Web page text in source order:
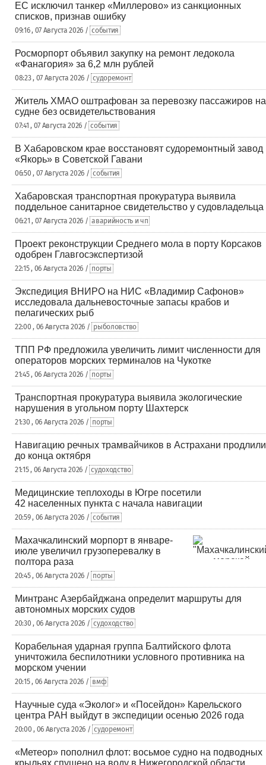
ЕС исключил танкер «Миллерово» из санкционных
списков, признав ошибку
09:16 , 07 Августа 2026 / события
Росморпорт объявил закупку на ремонт ледокола
«Фанагория» за 6,2 млн рублей
08:23 , 07 Августа 2026 / судоремонт
Житель ХМАО оштрафован за перевозку пассажиров на
судне без освидетельствования
07:41 , 07 Августа 2026 / события
В Хабаровском крае восстановят судоремонтный завод
«Якорь» в Советской Гавани
06:50 , 07 Августа 2026 / события
Хабаровская транспортная прокуратура выявила
поддельное санитарное свидетельство у судовладельца
06:21 , 07 Августа 2026 / аварийность и чп
Проект реконструкции Среднего мола в порту Корсаков
одобрен Главгосэкспертизой
22:15 , 06 Августа 2026 / порты
Экспедиция ВНИРО на НИС «Владимир Сафонов»
исследовала дальневосточные запасы крабов и
пелагических рыб
22:00 , 06 Августа 2026 / рыболовство
ТПП РФ предложила увеличить лимит численности для
операторов морских терминалов на Чукотке
21:45 , 06 Августа 2026 / порты
Транспортная прокуратура выявила экологические
нарушения в угольном порту Шахтерск
21:30 , 06 Августа 2026 / порты
Навигацию речных трамвайчиков в Астрахани продлили
до конца октября
21:15 , 06 Августа 2026 / судоходство
Медицинские теплоходы в Югре посетили
42 населенных пункта с начала навигации
20:59 , 06 Августа 2026 / события
Махачкалинский морпорт в январе-
июле увеличил грузоперевалку в
полтора раза
20:45 , 06 Августа 2026 / порты
Минтранс Азербайджана определит маршруты для
автономных морских судов
20:30 , 06 Августа 2026 / судоходство
Корабельная ударная группа Балтийского флота
уничтожила беспилотники условного противника на
морском учении
20:15 , 06 Августа 2026 / вмф
Научные суда «Эколог» и «Посейдон» Карельского
центра РАН выйдут в экспедиции осенью 2026 года
20:00 , 06 Августа 2026 / судоремонт
«Метеор» пополнил флот: восьмое судно на подводных
крыльях спущено на воду в Нижегородской области